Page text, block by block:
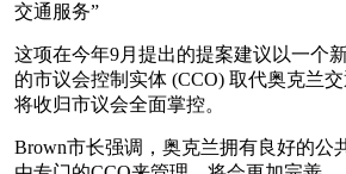
交通服务”
这项在今年9月提出的提案建议以一个
的市议会控制实体 (CCO) 取代奥克兰
将收归市议会全面掌控。
Brown市长强调，奥克兰拥有良好的公